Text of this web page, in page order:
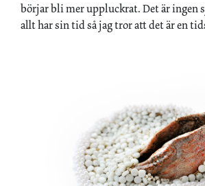
börjar bli mer uppluckrat. Det är ingen
allt har sin tid så jag tror att det är en